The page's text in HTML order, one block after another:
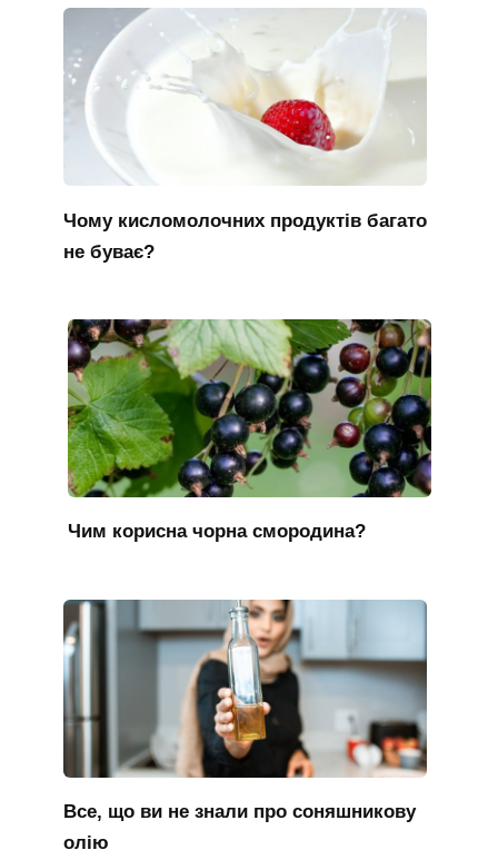
Чому кисломолочних продуктів багато
не буває?
Чим корисна чорна смородина?
Все, що ви не знали про соняшникову
олію